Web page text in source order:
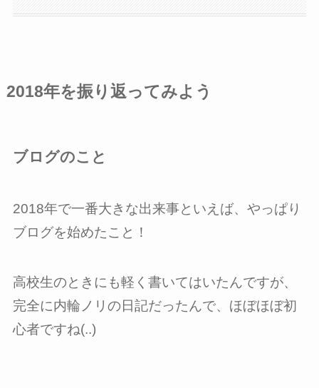
2018年を振り返ってみよう
ブログのこと
2018年で一番大きな出来事といえば、やっぱり
ブログを始めたこと！
高校生のときにも軽く書いてはいたんですが、
完全に内輪ノリの日記だったんで、ほぼほぼ初
心者ですね(..)